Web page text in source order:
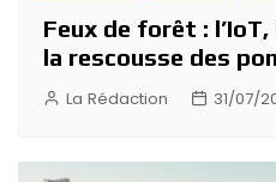
Feux de forêt :
la rescousse des
La Rédaction 31/07/